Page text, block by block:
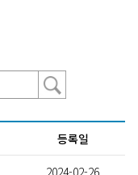
등록일
2024-02-26